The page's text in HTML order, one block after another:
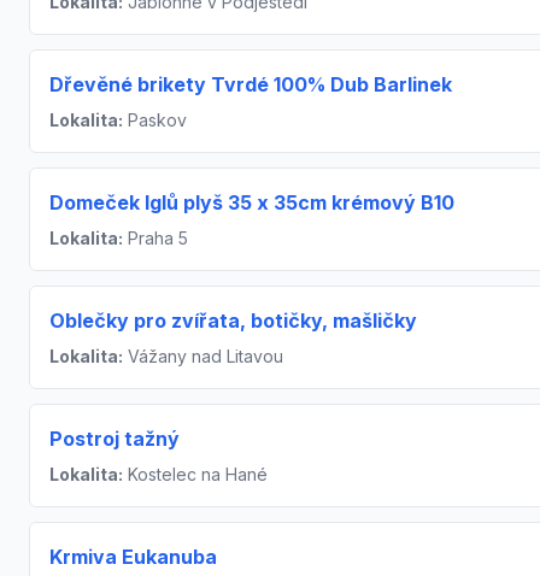
Dřevěné brikety Tvrdé 100% Dub Barlinek
Lokalita: Paskov
Domeček Iglů plyš 35 x 35cm krémový B10
Lokalita: Praha 5
Oblečky pro zvířata, botičky, mašličky
Lokalita: Vážany nad Litavou
Postroj tažný
Lokalita: Kostelec na Hané
Krmiva Eukanuba